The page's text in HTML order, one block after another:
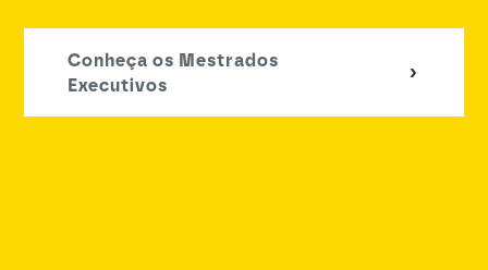
Conheça os Mestrados
Executivos